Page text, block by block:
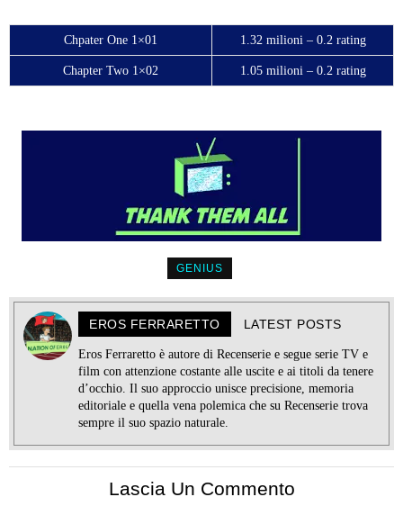
Chpater One 1×01 1.32 milioni – 0.2 rating
Chapter Two 1×02 1.05 milioni – 0.2 rating
GENIUS
EROS FERRARETTO LATEST POSTS
Eros Ferraretto è autore di Recenserie e segue serie TV e
film con attenzione costante alle uscite e ai titoli da tenere
d’occhio. Il suo approccio unisce precisione, memoria
editoriale e quella vena polemica che su Recenserie trova
sempre il suo spazio naturale.
Lascia Un Commento